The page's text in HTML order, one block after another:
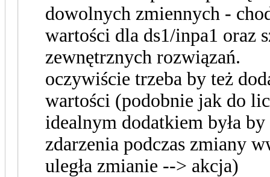
dowolnych zmiennych -
wartości dla ds1/inpa1 oraz
zewnętrznych rozwiązań.
oczywiście trzeba by też
wartości (podobnie jak do
idealnym dodatkiem była
zdarzenia podczas zmiany
uległa zmianie --> akcja)